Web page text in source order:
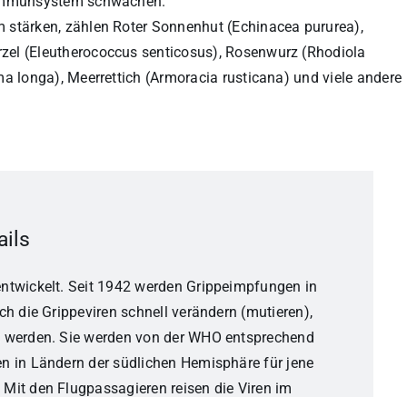
zählen Roter Sonnenhut (Echinacea pururea),
(Eleutherococcus senticosus), Rosenwurz (Rhodiola
longa), Meerrettich (Armoracia rusticana) und viele andere
Seit 1942 werden Grippeimpfungen in
die Grippeviren schnell verändern (mutieren),
Sie werden von der WHO entsprechend
in Ländern der südlichen Hemisphäre für jene
den Flugpassagieren reisen die Viren im